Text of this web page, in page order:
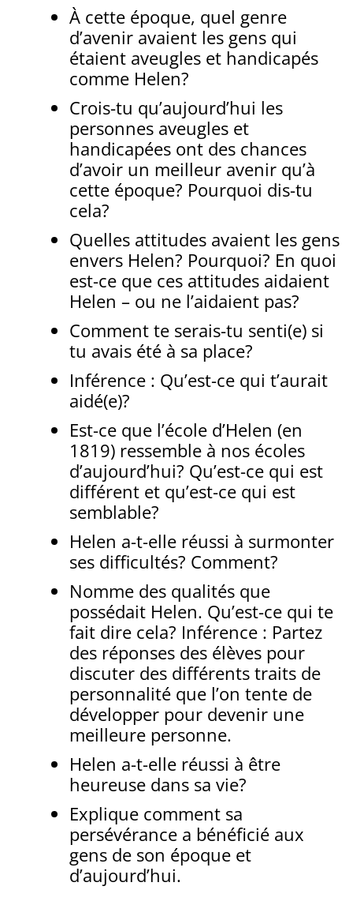
À cette époque, quel genre
d’avenir avaient les gens qui
étaient aveugles et handicapés
comme Helen?
Crois-tu qu’aujourd’hui les
personnes aveugles et
handicapées ont des chances
d’avoir un meilleur avenir qu’à
cette époque? Pourquoi dis-tu
cela?
Quelles attitudes avaient les gens
envers Helen? Pourquoi? En quoi
est-ce que ces attitudes aidaient
Helen – ou ne l’aidaient pas?
Comment te serais-tu senti(e) si
tu avais été à sa place?
Inférence : Qu’est-ce qui t’aurait
aidé(e)?
Est-ce que l’école d’Helen (en
1819) ressemble à nos écoles
d’aujourd’hui? Qu’est-ce qui est
différent et qu’est-ce qui est
semblable?
Helen a-t-elle réussi à surmonter
ses difficultés? Comment?
Nomme des qualités que
possédait Helen. Qu’est-ce qui te
fait dire cela? Inférence : Partez
des réponses des élèves pour
discuter des différents traits de
personnalité que l’on tente de
développer pour devenir une
meilleure personne.
Helen a-t-elle réussi à être
heureuse dans sa vie?
Explique comment sa
persévérance a bénéficié aux
gens de son époque et
d’aujourd’hui.